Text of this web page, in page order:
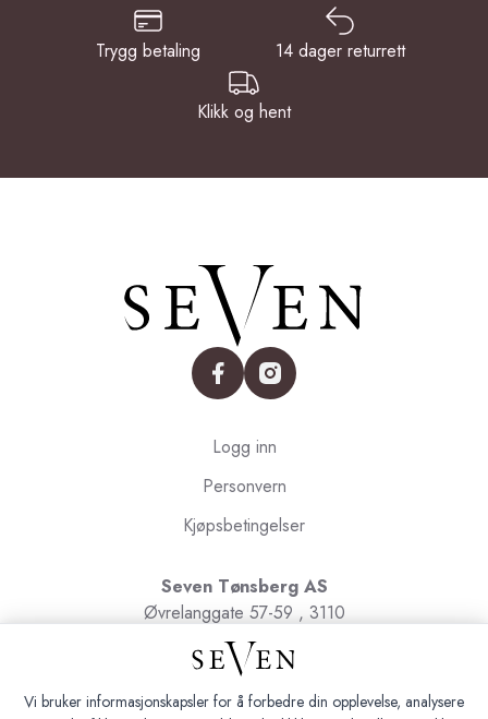
Trygg betaling 14 dager returrett
Klikk og hent
facebookinstagram
Logg inn
Personvern
Kjøpsbetingelser
Seven Tønsberg AS
Øvrelanggate 57-59 , 3110
Tønsberg
Org.nr. 991091580
Vi bruker informasjonskapsler for å forbedre din opplevelse, analysere